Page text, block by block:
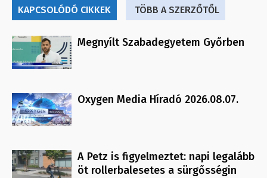
KAPCSOLÓDÓ CIKKEK TÖBB A SZERZŐTŐL
Megnyílt Szabadegyetem Győrben
Oxygen Media Híradó 2026.08.07.
A Petz is figyelmeztet: napi legalább
öt rollerbalesetes a sürgősségin